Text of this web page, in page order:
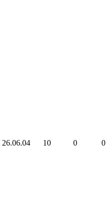
26.06.04 10 0 0